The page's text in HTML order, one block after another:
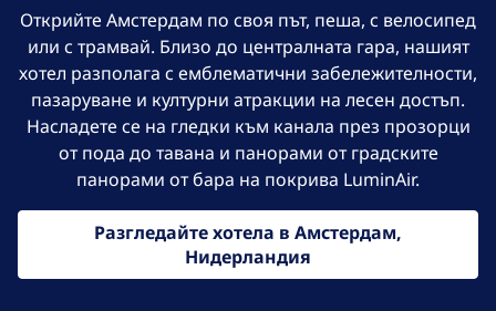
Открийте Амстердам по своя път, пеша, с велосипед
или с трамвай. Близо до централната гара, нашият
хотел разполага с емблематични забележителности,
пазаруване и културни атракции на лесен достъп.
Насладете се на гледки към канала през прозорци
от пода до тавана и панорами от градските
панорами от бара на покрива LuminAir.
Разгледайте хотела в Амстердам,
Нидерландия